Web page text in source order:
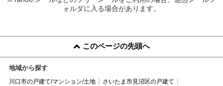
ォルダに入る場合があります。
このページの先頭へ
地域から探す
川口市の戸建て/マンション/土地
さいたま市見沼区の戸建て